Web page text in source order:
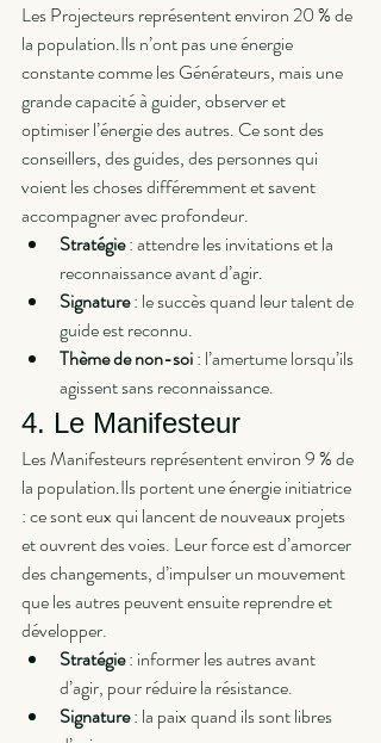
Les Projecteurs représentent environ 20 % de
la population.Ils n’ont pas une énergie
constante comme les Générateurs, mais une
grande capacité à guider, observer et
optimiser l’énergie des autres. Ce sont des
conseillers, des guides, des personnes qui
voient les choses différemment et savent
accompagner avec profondeur.
Stratégie : attendre les invitations et la
reconnaissance avant d’agir.
Signature : le succès quand leur talent de
guide est reconnu.
Thème de non-soi : l’amertume lorsqu’ils
agissent sans reconnaissance.
4. Le Manifesteur
Les Manifesteurs représentent environ 9 % de
la population.Ils portent une énergie initiatrice
: ce sont eux qui lancent de nouveaux projets
et ouvrent des voies. Leur force est d’amorcer
des changements, d’impulser un mouvement
que les autres peuvent ensuite reprendre et
développer.
Stratégie : informer les autres avant
d’agir, pour réduire la résistance.
Signature : la paix quand ils sont libres